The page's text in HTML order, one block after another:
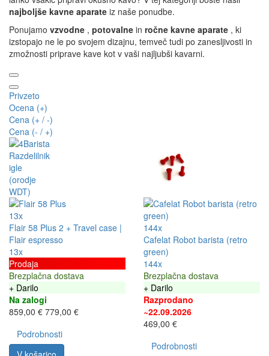
najboljše kavne aparate iz naše ponudbe.
Ponujamo vzvodne , potovalne in ročne kavne aparate , ki
izstopajo ne le po svojem dizajnu, temveč tudi po zanesljivosti in
zmožnosti priprave kave kot v vaši najljubši kavarni.
Privzeto
Ocena (+)
Cena (+ / -)
Cena (- / +)
13x
Flair 58 Plus 2 + Travel case |
Flair espresso
13x
Prodaja
Brezplačna dostava
+ Darilo
Na zalogi
859,00 € 779,00 €
Podrobnosti
144x
Cafelat Robot barista (retro
green)
144x
Brezplačna dostava
+ Darilo
Razprodano
~22.09.2026
469,00 €
Podrobnosti